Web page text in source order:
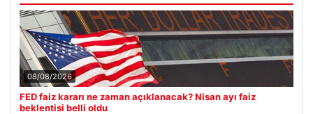
08/08/2026
FED faiz kararı ne zaman açıklanacak? Nisan ayı faiz
beklentisi belli oldu